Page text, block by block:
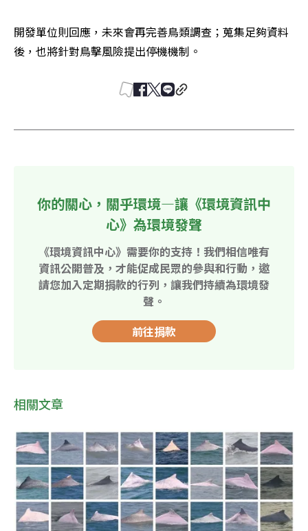
開發單位則回應，未來會再完善鳥類調查；蒐集足夠資料
後，也將針對鳥擊風險提出停機機制。
你的關心，關乎環境—讓《環境資訊中
心》為環境發聲
《環境資訊中心》需要你的支持！我們相信唯有
資訊公開普及，才能促成民眾的參與和行動，邀
請您加入定期捐款的行列，讓我們持續為環境發
聲。
前往捐款
相關文章